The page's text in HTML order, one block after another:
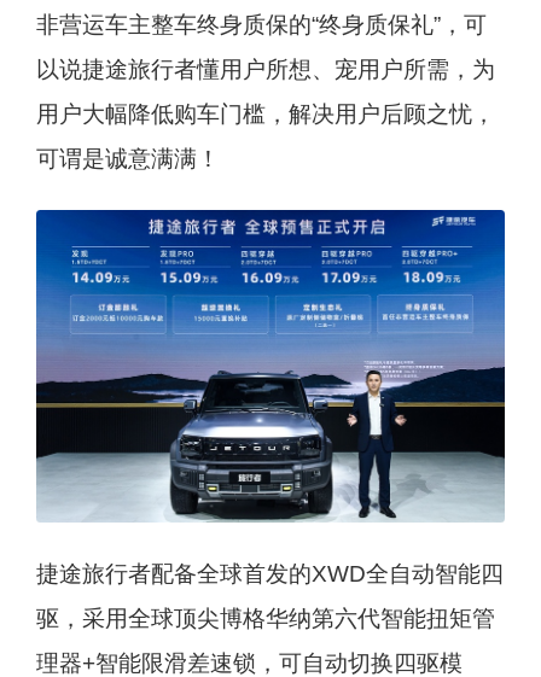
非营运车主整车终身质保的“终身质保礼”，可
以说捷途旅行者懂用户所想、宠用户所需，为
用户大幅降低购车门槛，解决用户后顾之忧，
可谓是诚意满满！
捷途旅行者配备全球首发的XWD全自动智能四
驱，采用全球顶尖博格华纳第六代智能扭矩管
理器+智能限滑差速锁，可自动切换四驱模